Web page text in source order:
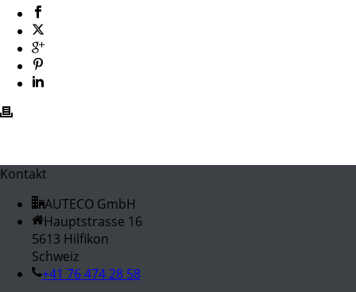
Kontakt
AUTECO GmbH
Hauptstrasse 16
5613 Hilfikon
Schweiz
+41 76 474 28 58